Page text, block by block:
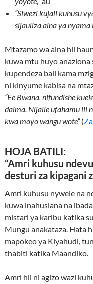
“Siwezi kujali kuhusu
sijauliza aina ya nyama
Mtazamo wa aina hii
kuwa mtu huyo anaziona
kupendeza bali kama
ni kinyume kabisa na
“Ee Bwana, nifundishe
daima. Nijalie ufahamu ili
kwa moyo wangu wote”(
HOJA BATILI:
“Amri kuhusu
desturi za kipagani
Amri kuhusu nywele na
kuwa inahusiana na
mistari ya karibu katika
Mungu anakataza. Hata
mapokeo ya Kiyahudi,
thabiti katika Maandiko.
Amri hii ni agizo wazi